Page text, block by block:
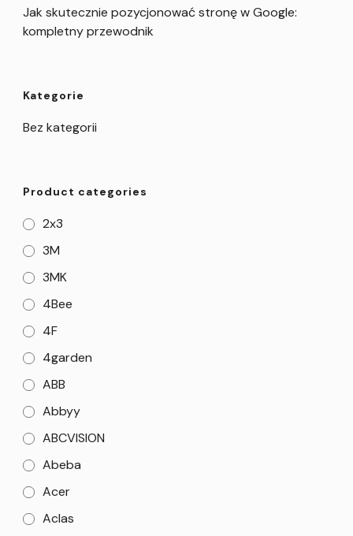
Jak skutecznie pozycjonować stronę w Google:
kompletny przewodnik
Kategorie
Bez kategorii
Product categories
2x3
3M
3MK
4Bee
4F
4garden
ABB
Abbyy
ABCVISION
Abeba
Acer
Aclas